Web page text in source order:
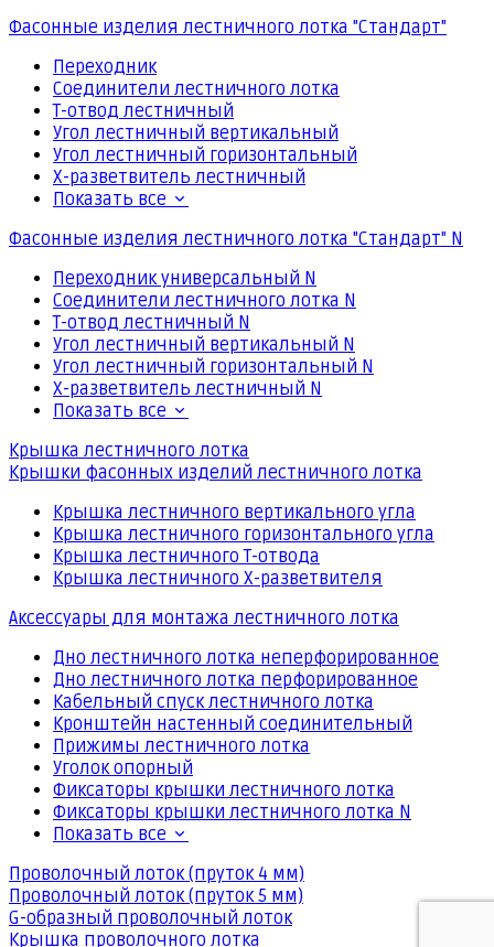
Фасонные изделия лестничного лотка "Стандарт"
Переходник
Соединители лестничного лотка
Т-отвод лестничный
Угол лестничный вертикальный
Угол лестничный горизонтальный
Х-разветвитель лестничный
Показать все
Фасонные изделия лестничного лотка "Стандарт" N
Переходник универсальный N
Соединители лестничного лотка N
Т-отвод лестничный N
Угол лестничный вертикальный N
Угол лестничный горизонтальный N
Х-разветвитель лестничный N
Показать все
Крышка лестничного лотка
Крышки фасонных изделий лестничного лотка
Крышка лестничного вертикального угла
Крышка лестничного горизонтального угла
Крышка лестничного Т-отвода
Крышка лестничного Х-разветвителя
Аксессуары для монтажа лестничного лотка
Дно лестничного лотка неперфорированное
Дно лестничного лотка перфорированное
Кабельный спуск лестничного лотка
Кронштейн настенный соединительный
Прижимы лестничного лотка
Уголок опорный
Фиксаторы крышки лестничного лотка
Фиксаторы крышки лестничного лотка N
Показать все
Проволочный лоток (пруток 4 мм)
Проволочный лоток (пруток 5 мм)
G-образный проволочный лоток
Крышка проволочного лотка